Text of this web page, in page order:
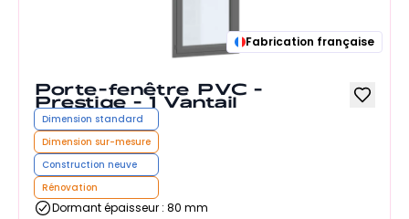
Fabrication française
Porte-fenêtre PVC -
Prestige - 1 Vantail
Dimension standard
Dimension sur-mesure
Construction neuve
Rénovation
Dormant épaisseur : 80 mm